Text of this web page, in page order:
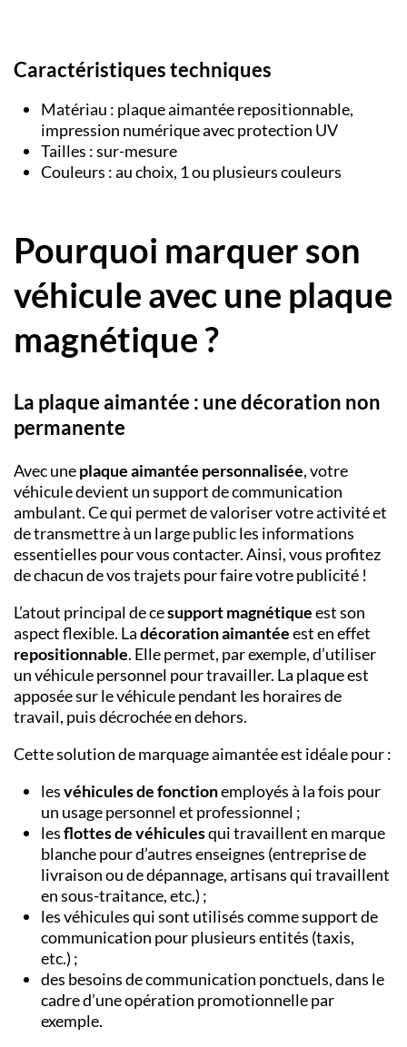
Caractéristiques techniques
Matériau : plaque aimantée repositionnable,
impression numérique avec protection UV
Tailles : sur-mesure
Couleurs : au choix, 1 ou plusieurs couleurs
Pourquoi marquer son
véhicule avec une plaque
magnétique ?
La plaque aimantée : une décoration non
permanente
Avec uneplaque aimantée personnalisée, votre
véhicule devient un support de communication
ambulant. Ce qui permet de valoriser votre activité et
de transmettre à un large public les informations
essentielles pour vous contacter. Ainsi, vous profitez
de chacun de vos trajets pour faire votre publicité !
L’atout principal de cesupport magnétiqueest son
aspect flexible. Ladécoration aimantéeest en effet
repositionnable. Elle permet, par exemple, d’utiliser
un véhicule personnel pour travailler. La plaque est
apposée sur le véhicule pendant les horaires de
travail, puis décrochée en dehors.
Cette solution de marquage aimantée est idéale pour :
lesvéhicules de fonctionemployés à la fois pour
un usage personnel et professionnel ;
lesflottes de véhiculesqui travaillent en marque
blanche pour d’autres enseignes (entreprise de
livraison ou de dépannage, artisans qui travaillent
en sous-traitance, etc.) ;
les véhicules qui sont utilisés comme support de
communication pour plusieurs entités (taxis,
etc.) ;
des besoins de communication ponctuels, dans le
cadre d’une opération promotionnelle par
exemple.